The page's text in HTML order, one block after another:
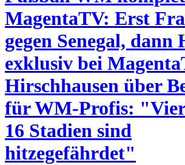
MagentaTV: Erst
gegen Senegal, dann
exklusiv bei
Hirschhausen über
für WM-Profis:
16 Stadien sind
hitzegefährdet"